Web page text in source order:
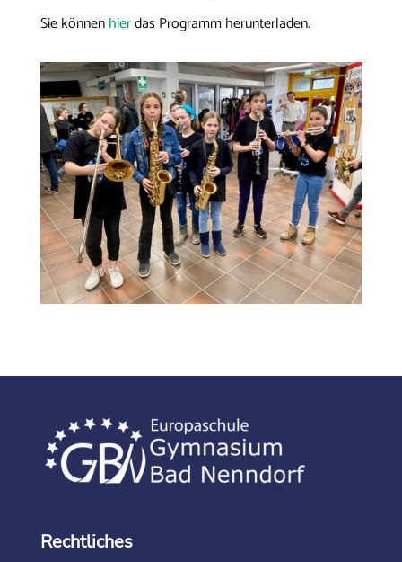
Sie könnenhierdas Programm herunterladen.
Rechtliches